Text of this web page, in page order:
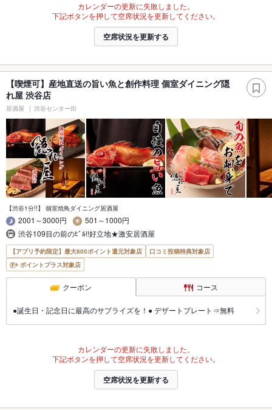
カレンダーの更新に失敗しました。
下記ボタンを押して空席状況を更新してください。
空席状況を更新する
【喫煙可】産地直送の旨い魚と創作料理 個室ダイニング隠
れ屋 渋谷店
居酒屋 渋谷センター街
【渋谷1分!!】 個室焼鳥ダイニング居酒屋
2001～3000円
501～1000円
渋谷109目の前のﾋﾞﾙ!!好立地★激安居酒屋
【アプリ予約限定】最大800ポイント還元対象店
口コミ投稿特典対象店
ポイントプラス対象店
クーポン コース
●誕生日・記念日に最高のサプライズを！● デザートプレート⇒無料
カレンダーの更新に失敗しました。
下記ボタンを押して空席状況を更新してください。
空席状況を更新する